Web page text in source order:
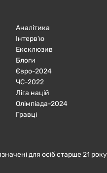
Аналітика
Інтерв'ю
Ексклюзив
Блоги
Євро-2024
ЧC-2022
Ліга націй
Олімпіада-2024
Гравці
для осіб старше 21